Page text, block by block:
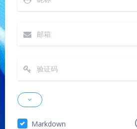
Markdown